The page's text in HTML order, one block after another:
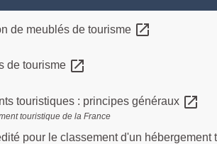
de meublés de tourisme open_in_new
de tourisme open_in_new
touristiques : principes généraux open_in_new
touristique de la France
pour le classement d'un hébergement